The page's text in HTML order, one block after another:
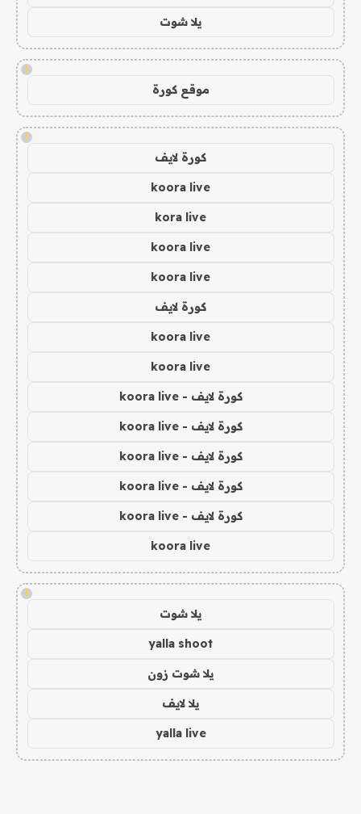
يلا شوت
!
موقع كورة
!
كورة لايف
koora live
kora live
koora live
koora live
كورة لايف
koora live
koora live
كورة لايف - koora live
كورة لايف - koora live
كورة لايف - koora live
كورة لايف - koora live
كورة لايف - koora live
koora live
!
يلا شوت
yalla shoot
يلا شوت زون
يلا لايف
yalla live